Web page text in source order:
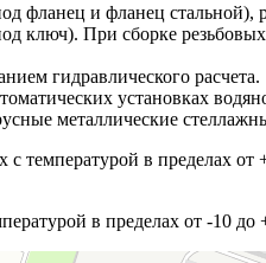
фланец и фланец стальной),
ключ). При сборке
гидравлического расчета.
установках
металлические
в пределах от
в пределах от -10 до